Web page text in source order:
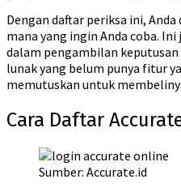
Dengan daftar periksa ini,
mana yang ingin Anda coba.
dalam pengambilan
lunak yang belum punya fitur
memutuskan untuk
Cara Daftar
Sumber: Accurate.id